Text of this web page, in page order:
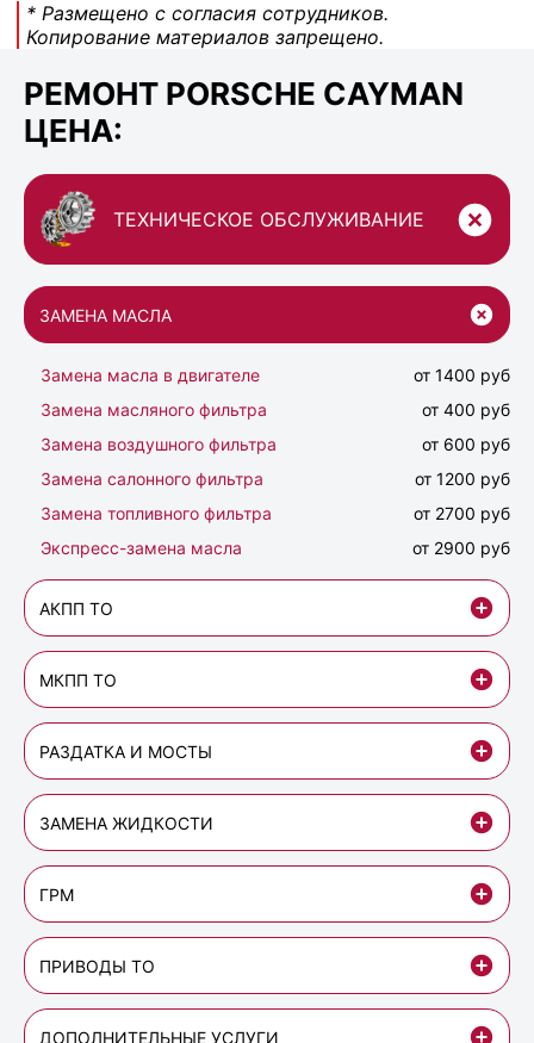
* Размещено с согласия сотрудников.
Копирование материалов запрещено.
РЕМОНТ PORSCHE CAYMAN
ЦЕНА:
ТЕХНИЧЕСКОЕ ОБСЛУЖИВАНИЕ
ЗАМЕНА МАСЛА
Замена масла в двигателе
от 1400 руб
Замена масляного фильтра
от 400 руб
Замена воздушного фильтра
от 600 руб
Замена салонного фильтра
от 1200 руб
Замена топливного фильтра
от 2700 руб
Экспресс-замена масла
от 2900 руб
АКПП ТО
МКПП ТО
РАЗДАТКА И МОСТЫ
ЗАМЕНА ЖИДКОСТИ
ГРМ
ПРИВОДЫ ТО
ДОПОЛНИТЕЛЬНЫЕ УСЛУГИ